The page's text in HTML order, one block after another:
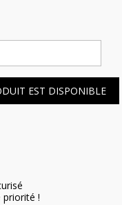
EST DISPONIBLE
!